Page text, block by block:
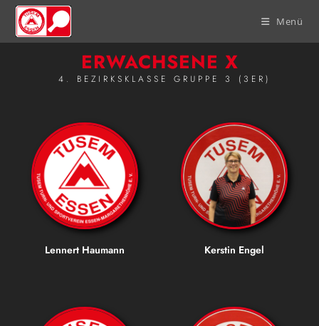
Menü
ERWACHSENE X
4. BEZIRKSKLASSE GRUPPE 3 (3ER)
Lennert Haumann Kerstin Engel